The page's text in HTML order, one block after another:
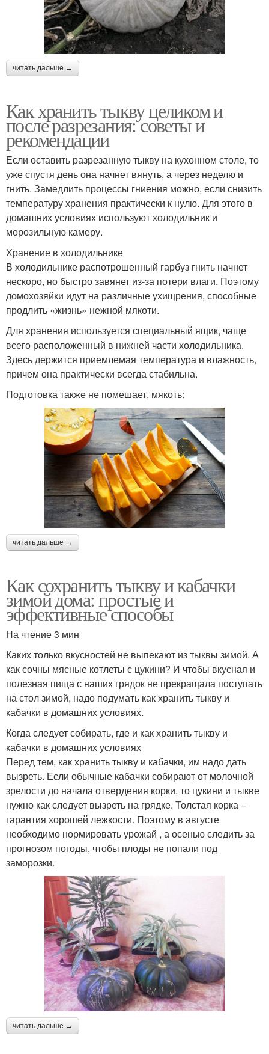
читать дальше →
Как хранить тыкву целиком и
после разрезания: советы и
рекомендации
Если оставить разрезанную тыкву на кухонном столе, то
уже спустя день она начнет вянуть, а через неделю и
гнить. Замедлить процессы гниения можно, если снизить
температуру хранения практически к нулю. Для этого в
домашних условиях используют холодильник и
морозильную камеру.
Хранение в холодильнике
В холодильнике распотрошенный гарбуз гнить начнет
нескоро, но быстро завянет из-за потери влаги. Поэтому
домохозяйки идут на различные ухищрения, способные
продлить «жизнь» нежной мякоти.
Для хранения используется специальный ящик, чаще
всего расположенный в нижней части холодильника.
Здесь держится приемлемая температура и влажность,
причем она практически всегда стабильна.
Подготовка также не помешает, мякоть:
читать дальше →
Как сохранить тыкву и кабачки
зимой дома: простые и
эффективные способы
На чтение 3 мин
Каких только вкусностей не выпекают из тыквы зимой. А
как сочны мясные котлеты с цукини? И чтобы вкусная и
полезная пища с наших грядок не прекращала поступать
на стол зимой, надо подумать как хранить тыкву и
кабачки в домашних условиях.
Когда следует собирать, где и как хранить тыкву и
кабачки в домашних условиях
Перед тем, как хранить тыкву и кабачки, им надо дать
вызреть. Если обычные кабачки собирают от молочной
зрелости до начала отвердения корки, то цукини и тыкве
нужно как следует вызреть на грядке. Толстая корка –
гарантия хорошей лежкости. Поэтому в августе
необходимо нормировать урожай , а осенью следить за
прогнозом погоды, чтобы плоды не попали под
заморозки.
читать дальше →